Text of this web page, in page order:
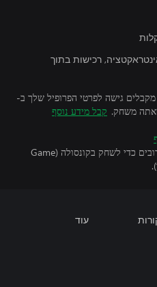
רכישות בתוך
גישה לפרטי הפרופיל שלך ב-
קבל מידע נוסף
למשחק נדרש מנוי מקוון לשחקנים מרובים כדי לשחק בקונסולה (Game
עוד